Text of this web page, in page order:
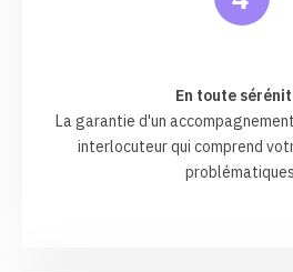
En toute
La garantie d'un
interlocuteur qui comprend